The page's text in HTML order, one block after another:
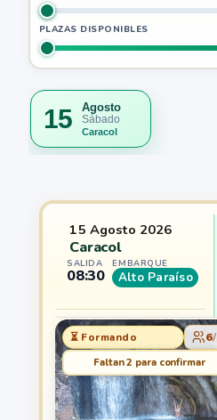
PLAZAS DISPONIBLES
15 Agosto
Sábado
Caracol
15 Agosto 2026
Caracol
SALIDA
08:30
EMBARQUE
Alto Paraíso
⏳ Formando 6/
Faltan 2 para confirmar